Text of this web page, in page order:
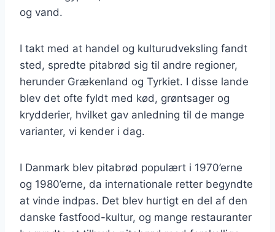
og vand.
I takt med at handel og kulturudveksling fandt
sted, spredte pitabrød sig til andre regioner,
herunder Grækenland og Tyrkiet. I disse lande
blev det ofte fyldt med kød, grøntsager og
krydderier, hvilket gav anledning til de mange
varianter, vi kender i dag.
I Danmark blev pitabrød populært i 1970’erne
og 1980’erne, da internationale retter begyndte
at vinde indpas. Det blev hurtigt en del af den
danske fastfood-kultur, og mange restauranter